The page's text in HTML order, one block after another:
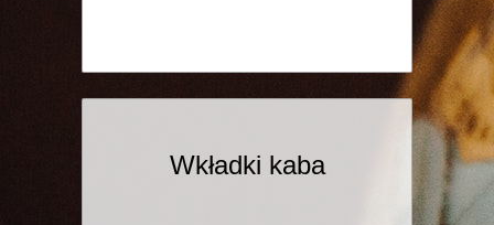
Wkładki kaba